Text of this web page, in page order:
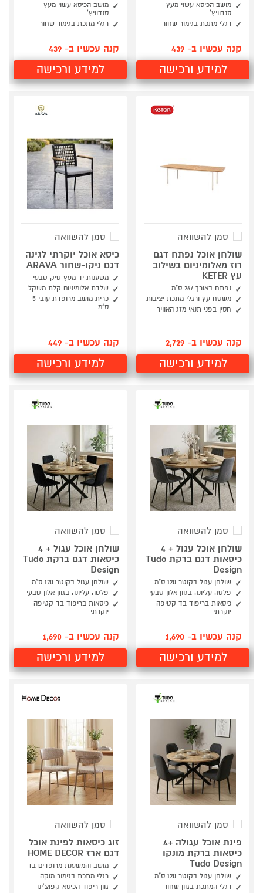
מושב הכיסא עשוי מעץ
סנדוויץ'
רגלי מתכת בגימור שחור
קנה עכשיו ב- 439
למידע ורכישה
מושב הכיסא עשוי מעץ
סנדוויץ'
רגלי מתכת בגימור שחור
קנה עכשיו ב- 439
למידע ורכישה
סמן להשוואה
שולחן אוכל נפתח דגם
רוז מאלומיניום בשילוב
עץ KETER
נפתח באורך 267 ס"מ
משטח עץ ורגלי מתכת יציבות
חסין בפני תנאי מזג האוויר
קנה עכשיו ב- 2,729
למידע ורכישה
סמן להשוואה
כיסא אוכל יוקרתי לגינה
דגם ניקו-שחור ARAVA
משענות יד מעץ טיק טבעי
שלדת אלומיניום קלת משקל
כרית מושב מרופדת עובי 5
ס"מ
קנה עכשיו ב- 449
למידע ורכישה
סמן להשוואה
שולחן אוכל עגול + 4
כיסאות דגם ברקת Tudo
Design
שולחן עגול בקוטר 120 ס"מ
פלטה עליונה בגוון אלון טבעי
כיסאות בריפוד בד קטיפה
יוקרתי
קנה עכשיו ב- 1,690
למידע ורכישה
סמן להשוואה
שולחן אוכל עגול + 4
כיסאות דגם ברקת Tudo
Design
שולחן עגול בקוטר 120 ס"מ
פלטה עליונה בגוון אלון טבעי
כיסאות בריפוד בד קטיפה
יוקרתי
קנה עכשיו ב- 1,690
למידע ורכישה
סמן להשוואה
פינת אוכל עגולה +4
כיסאות ברקת מונקו
Tudo Design
שולחן עגול בקוטר 120 ס"מ
רגלי המתכת בגוון שחור
סמן להשוואה
זוג כיסאות לפינת אוכל
דגם ארז HOME DECOR
מושב והמשענת מרופדים בד
רגלי מתכת בגימור מוקה
גוון ריפוד הכיסא קפוצ'ינו